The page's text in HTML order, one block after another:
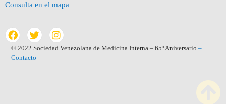
Consulta en el mapa
© 2022 Sociedad Venezolana de Medicina Interna – 65º Aniversario –
Contacto